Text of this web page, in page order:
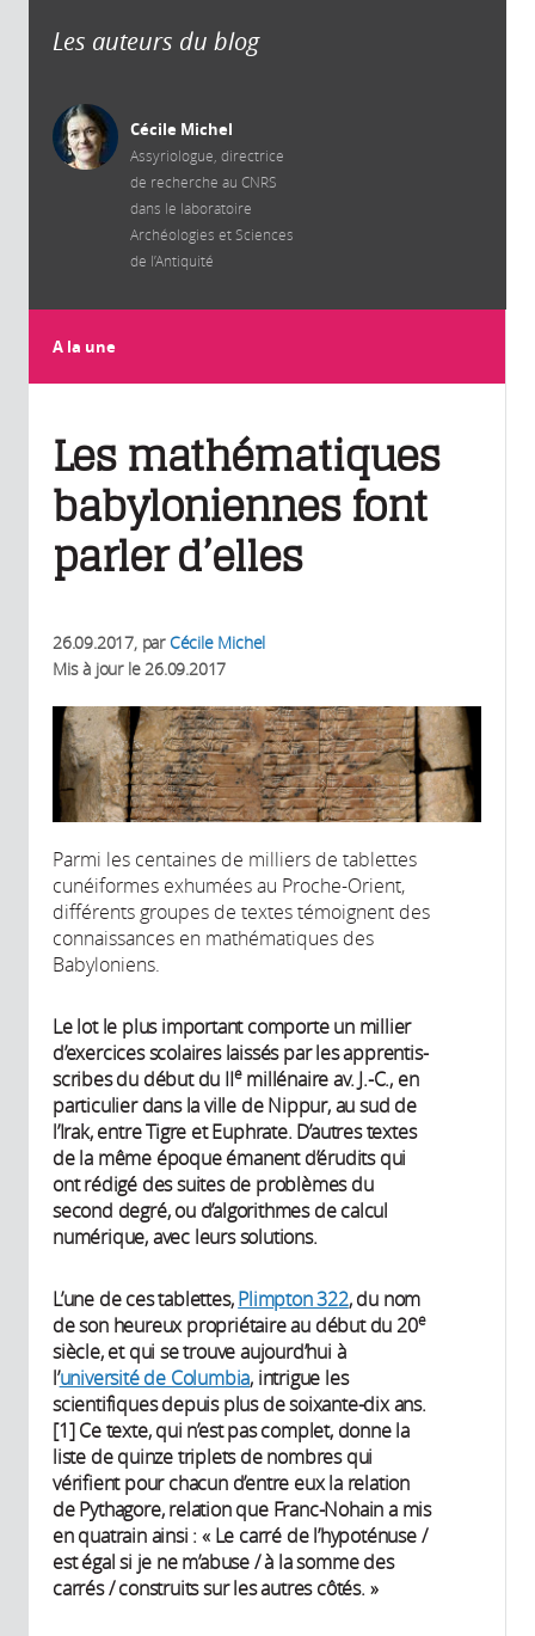
Les auteurs du blog
Cécile Michel
Assyriologue, directrice
de recherche au CNRS
dans le laboratoire
Archéologies et Sciences
de l’Antiquité
A la une
Les mathématiques
babyloniennes font
parler d’elles
26.09.2017, parCécile Michel
Mis à jour le26.09.2017
Parmi les centaines de milliers de tablettes
cunéiformes exhumées au Proche-Orient,
différents groupes de textes témoignent des
connaissances en mathématiques des
Babyloniens.
Le lot le plus important comporte un millier
d’exercices scolaires laissés par les apprentis-
scribes du début du IIemillénaire av. J.-C., en
particulier dans la ville de Nippur, au sud de
l’Irak, entre Tigre et Euphrate. D’autres textes
de la même époque émanent d’érudits qui
ont rédigé des suites de problèmes du
second degré, ou d’algorithmes de calcul
numérique, avec leurs solutions.
L’une de ces tablettes,Plimpton 322, du nom
de son heureux propriétaire au début du 20e
siècle, et qui se trouve aujourd’hui à
l’université de Columbia, intrigue les
scientifiques depuis plus de soixante-dix ans.
[1] Ce texte, qui n’est pas complet, donne la
liste de quinze triplets de nombres qui
vérifient pour chacun d’entre eux la relation
de Pythagore, relation que Franc-Nohain a mis
en quatrain ainsi : « Le carré de l’hypoténuse /
est égal si je ne m’abuse / à la somme des
carrés / construits sur les autres côtés. »